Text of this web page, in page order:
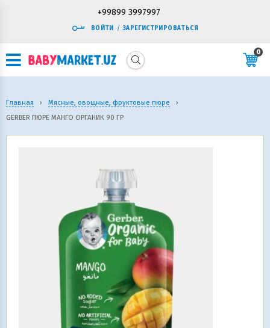
+99899 3997997
ВОЙТИ / ЗАРЕГИСТРИРОВАТЬСЯ
0
Главная › Мясные, овощные, фруктовые пюре
›
GERBER ПЮРЕ МАНГО ОРГАНИК 90 ГР